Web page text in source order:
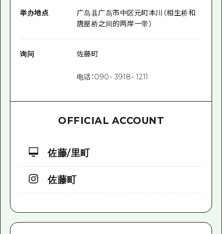
举办地点
广岛县广岛市中区元町本川（相生桥和
唐屋桥之间的两岸一带）
询问 佐藤町
电话：090- 3918- 1211
OFFICIAL ACCOUNT
佐藤/里町
佐藤町